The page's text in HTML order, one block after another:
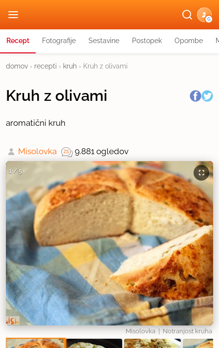
G
Recept Fotografije Sestavine Postopek Opombe
domov › recepti › kruh › Kruh z olivami
Kruh z olivami
aromatični kruh
Misolovka 9.881 ogledov
1 / 5
Misolovka | Notranjost kruha